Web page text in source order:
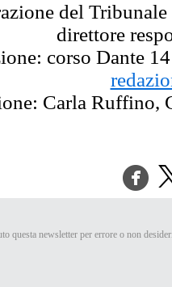
del
direttore
corso Dante
Carla
questa newsletter per errore o non